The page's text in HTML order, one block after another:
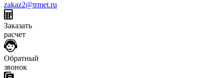
zakaz2@trmet.ru
Заказать
расчет
Обратный
звонок